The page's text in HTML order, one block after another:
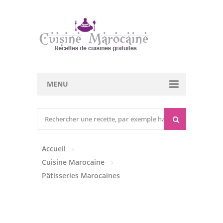
MENU
Entrées Froides
Tajines
Accueil
Cuisine Marocaine
Pâtisseries Marocaines